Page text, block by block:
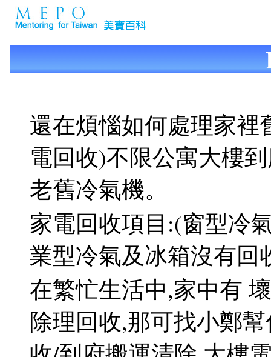
還在煩惱如何處理家
電回收)不限公寓大樓
老舊冷氣機。
家電回收項目:(窗型冷
業型冷氣及冰箱沒有回
在繁忙生活中,家中有
除理回收,那可找小鄭